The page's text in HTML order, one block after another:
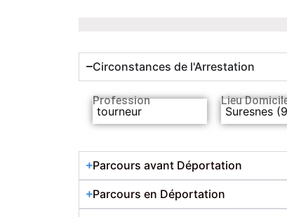
Circonstances de l'Arrestation
Profession
tourneur
Lieu
Suresnes
Parcours avant Déportation
Parcours en Déportation